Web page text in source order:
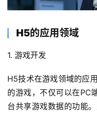
H5的应用领域
1. 游戏开发
H5技术在游戏领域的应
的游戏，不仅可以在PC
台共享游戏数据的功能